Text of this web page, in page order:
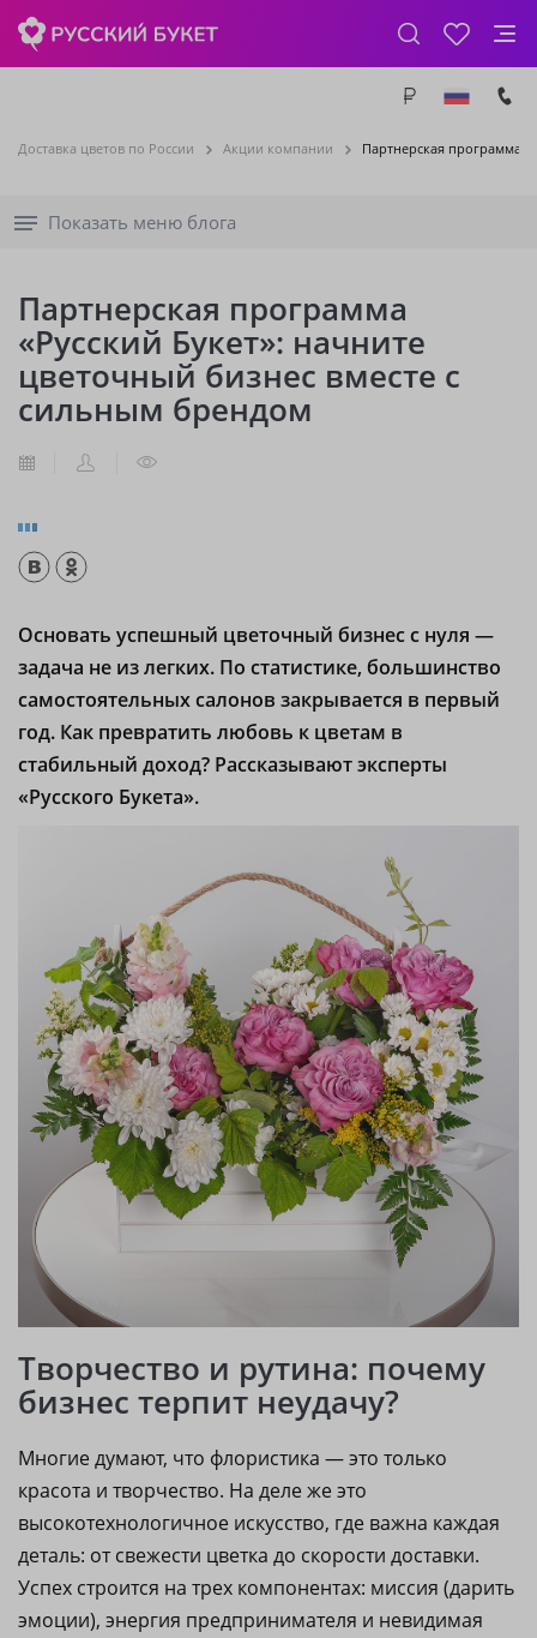
Доставка цветов по России Акции компании Партнерская программа
Показать меню блога
Партнерская программа
«Русский Букет»: начните
цветочный бизнес вместе с
сильным брендом
Основать успешный цветочный бизнес с нуля —
задача не из легких. По статистике, большинство
самостоятельных салонов закрывается в первый
год. Как превратить любовь к цветам в
стабильный доход? Рассказывают эксперты
«Русского Букета».
Творчество и рутина: почему
бизнес терпит неудачу?
Многие думают, что флористика — это только
красота и творчество. На деле же это
высокотехнологичное искусство, где важна каждая
деталь: от свежести цветка до скорости доставки.
Успех строится на трех компонентах: миссия (дарить
эмоции), энергия предпринимателя и невидимая